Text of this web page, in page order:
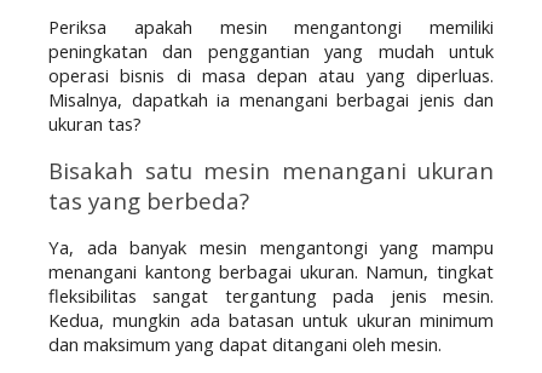
Periksa apakah mesin mengantongi memiliki
peningkatan dan penggantian yang mudah untuk
operasi bisnis di masa depan atau yang diperluas.
Misalnya, dapatkah ia menangani berbagai jenis dan
ukuran tas?
Bisakah satu mesin menangani ukuran
tas yang berbeda?
Ya, ada banyak mesin mengantongi yang mampu
menangani kantong berbagai ukuran. Namun, tingkat
fleksibilitas sangat tergantung pada jenis mesin.
Kedua, mungkin ada batasan untuk ukuran minimum
dan maksimum yang dapat ditangani oleh mesin.